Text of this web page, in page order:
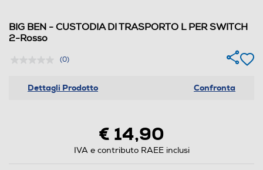
BIG BEN - CUSTODIA DI TRASPORTO L PER SWITCH
2-Rosso
(0)
Dettagli Prodotto Confronta
€ 14,90
IVA e contributo RAEE inclusi